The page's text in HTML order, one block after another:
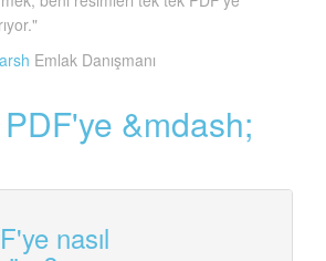
Emlak Danışmanı
&mdash;
nasıl